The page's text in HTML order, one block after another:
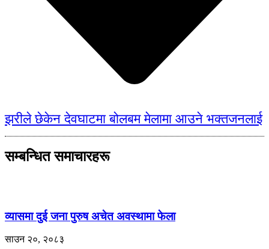
झरीले छेकेन देवघाटमा बोलबम मेलामा आउने भक्तजनलाई
सम्बन्धित समाचारहरू
व्यासमा दुई जना पुरुष अचेत अवस्थामा फेला
साउन २०, २०८३